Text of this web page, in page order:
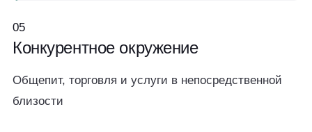
05
Конкурентное окружение
Общепит, торговля и услуги в непосредственной
близости